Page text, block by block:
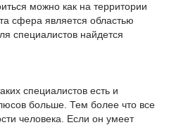
можно как на территории
сфера является областью
специалистов найдется
специалистов есть и
больше. Тем более что все
человека. Если он умеет